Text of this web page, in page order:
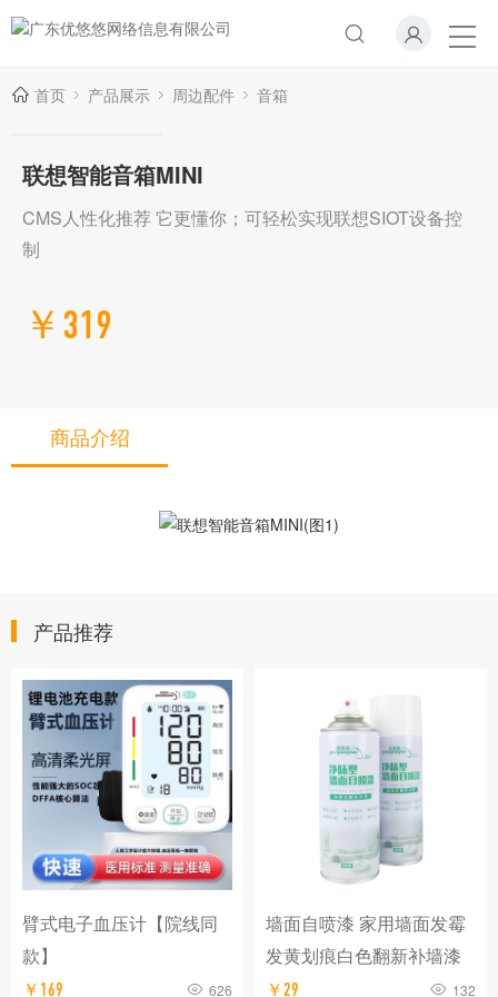
首页 产品展示 周边配件 音箱
联想智能音箱MINI
CMS人性化推荐 它更懂你；可轻松实现联想SIOT设备控
制
￥319
商品介绍
产品推荐
臂式电子血压计【院线同
款】
￥169 626
墙面自喷漆 家用墙面发霉
发黄划痕白色翻新补墙漆
￥29 132